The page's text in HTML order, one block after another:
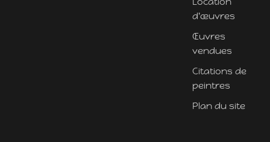
d'œuvres
Œuvres
vendues
Citations de
peintres
Plan du site